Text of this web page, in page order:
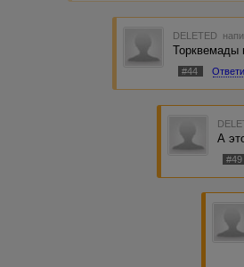
DELETED
Торквемады
#44
А
#49